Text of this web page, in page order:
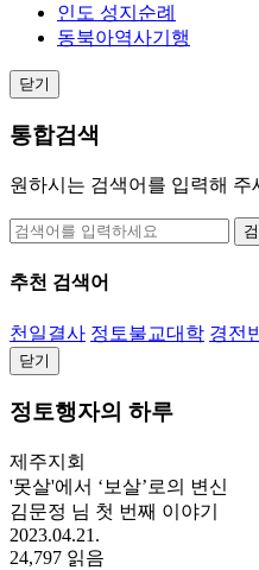
인도 성지순례
동북아역사기행
닫기
통합검색
원하시는 검색어를 입력해 주
추천 검색어
천일결사 정토불교대학 경전
닫기
정토행자의 하루
제주지회
'못살'에서 ‘보살’로의 변신
김문정 님 첫 번째 이야기
2023.04.21.
24,797 읽음